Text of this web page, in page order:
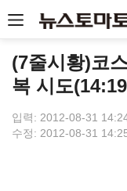
(7줄시황)코
복 시도
입력: 2012-08-31
수정: 2012-08-31